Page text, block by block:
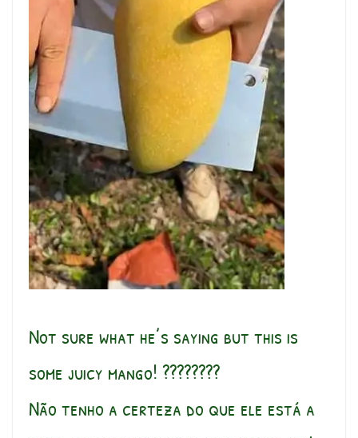
Not sure what he’s saying but this is
some juicy mango! ????????
Não tenho a certeza do que ele está a